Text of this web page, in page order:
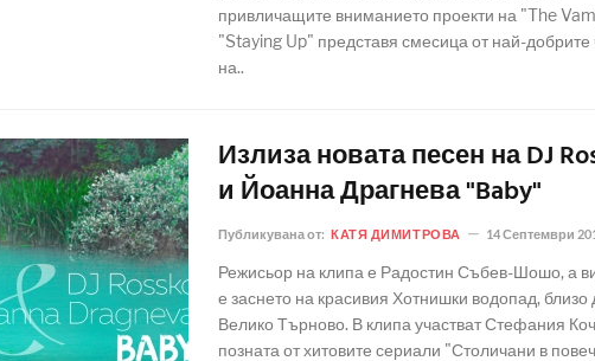
привличащите вниманието проекти на "The
"Staying Up" представя смесица от най-добрите
на..
Излиза новата песен на DJ
и Йоанна Драгнева "Baby"
Публикувана от: КАТЯ ДИМИТРОВА 14 Септември
Режисьор на клипа е Радостин Събев-Шошо, а
е заснето на красивия Хотнишки водопад, близо
Велико Търново. В клипа участват Стефания
позната от хитовите сериали "Столичани в